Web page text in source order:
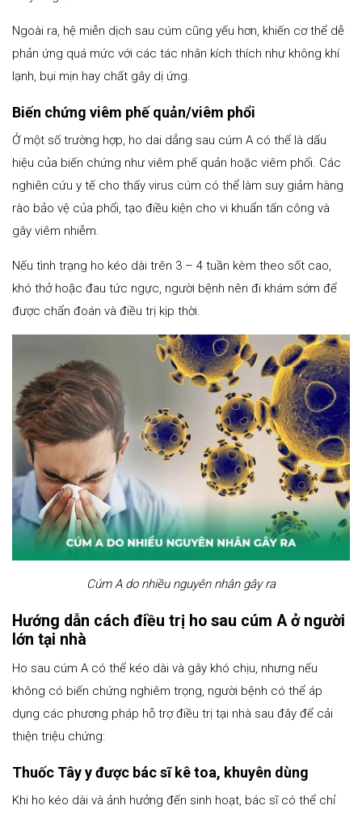
Ngoài ra, hệ miễn dịch sau cúm cũng yếu hơn, khiến cơ thể dễ
phản ứng quá mức với các tác nhân kích thích như không khí
lạnh, bụi mịn hay chất gây dị ứng.
Biến chứng viêm phế quản/viêm phổi
Ở một số trường hợp, ho dai dẳng sau cúm A có thể là dấu
hiệu của biến chứng như viêm phế quản hoặc viêm phổi. Các
nghiên cứu y tế cho thấy virus cúm có thể làm suy giảm hàng
rào bảo vệ của phổi, tạo điều kiện cho vi khuẩn tấn công và
gây viêm nhiễm.
Nếu tình trạng ho kéo dài trên 3 – 4 tuần kèm theo sốt cao,
khó thở hoặc đau tức ngực, người bệnh nên đi khám sớm để
được chẩn đoán và điều trị kịp thời.
Cúm A do nhiều nguyên nhân gây ra
Hướng dẫn cách điều trị ho sau cúm A ở người
lớn tại nhà
Ho sau cúm A có thể kéo dài và gây khó chịu, nhưng nếu
không có biến chứng nghiêm trọng, người bệnh có thể áp
dụng các phương pháp hỗ trợ điều trị tại nhà sau đây để cải
thiện triệu chứng:
Thuốc Tây y được bác sĩ kê toa, khuyên dùng
Khi ho kéo dài và ảnh hưởng đến sinh hoạt, bác sĩ có thể chỉ